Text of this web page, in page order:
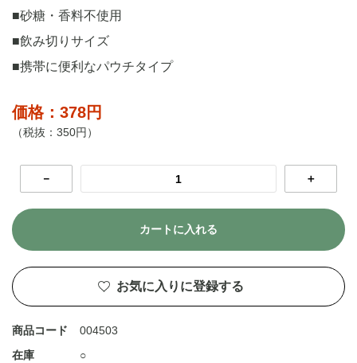
■砂糖・香料不使用
■飲み切りサイズ
■携帯に便利なパウチタイプ
価格：378円
（税抜：350円）
－ ＋
カートに入れる
お気に入りに登録する
商品コード
004503
在庫
○